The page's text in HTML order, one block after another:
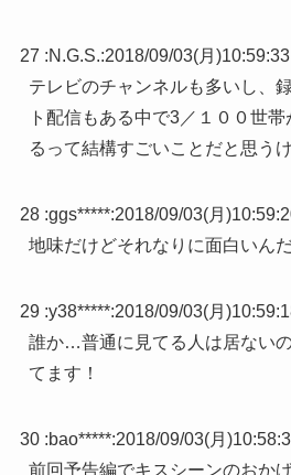
27 :N.G.S.:2018/09/03(月)10:59:33
テレビのチャンネルも多いし、
ト配信もある中で3／１００世
るって結構すごいことだと思う
28 :ggs*****:2018/09/03(月
地味だけどそれなりに面白いん
29 :y38*****:2018/09/03(月
誰か…普通に見てる人は居ない
てます！
30 :bao*****:2018/09/03(月
前回予告編でキスシーンのおか